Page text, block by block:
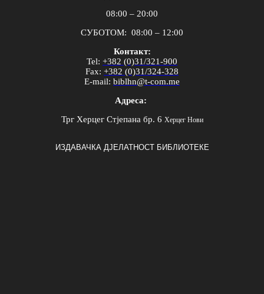
08:00 – 20:00
СУБОТОМ: 08:00 – 12:00
Контакт:
Tel: +382 (0)31/321-900
Fax: +382 (0)31/324-328
E-mail: biblhn@t-com.me
Адреса:
Трг Херцег Стјепана бр. 6 Херцег Нови
ИЗДАВАЧКА ДЈЕЛАТНОСТ БИБЛИОТЕКЕ